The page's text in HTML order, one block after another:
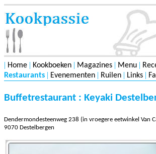
| Home | Kookboeken | Magazines | Menu |
Restaurants | Evenementen | Ruilen | Links |
Buffetrestaurant : Keyaki
Dendermondesteenweg 238 (in vroegere eetwinkel Van
9070 Destelbergen